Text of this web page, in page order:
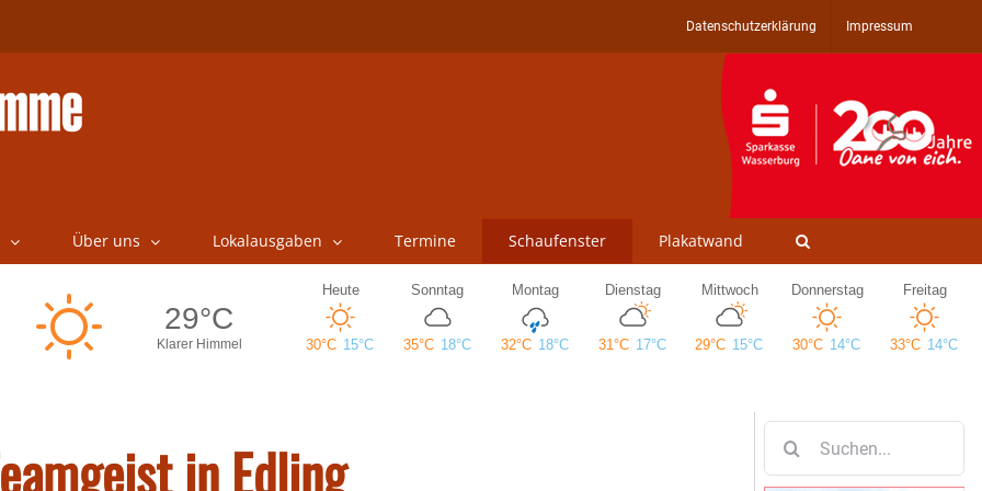
Datenschutzerklärung Impressum
Über uns Lokalausgaben Termine Schaufenster Plakatwand
in Edling
nach: